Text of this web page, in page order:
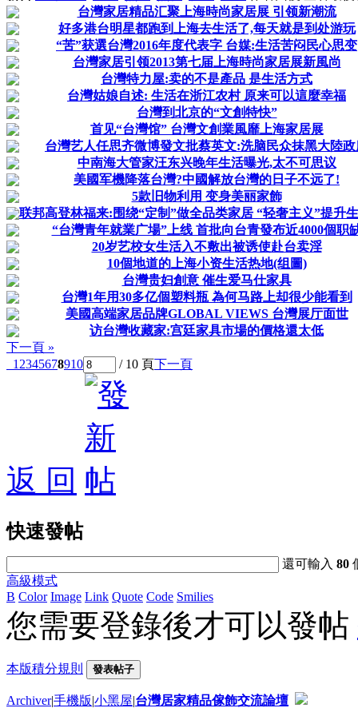
台灣家居精品汇聚上海時尚家居展 引领新潮流
好多港台明星都跑到上海去生活了,每天就是到处游玩
“苦”获選台灣2016年度代表字 台媒:生活苦闷民心思变
台灣家居引领2013第七届上海時尚家居展新風尚
台灣特力屋:卖的不是產品 是生活方式
台灣姑娘自述: 生活在浙江农村 原来可以這麼幸福
台灣到北京的“文創特快”
首见“台灣馆” 台灣文創業風靡上海家居展
台灣艺人任思齐微博發文批蔡英文:洗脑民众抹黑大陸政
中南海大管家汪东兴晚年生活曝光,太不可思议
美國军機降落台灣?中國解放台灣的日子不远了!
5款旧物利用 变身美丽家飾
联邦高登林福来:围绕“定制”做全品类家居 “轻奢主义”提升
“台灣青年就業广場”上线 首批向台青發布近4000個职
20岁艺校女生活入不敷出被诱使赴台卖淫
10個地道的上海小资生活热地(组圖)
台灣贵妇創意 催生爱马仕家具
台灣1年用30多亿個塑料瓶 為何马路上却很少能看到
美國高端家居品牌GLOBAL VIEWS 台灣展厅面世
访台灣收藏家:宫廷家具市場的價格還太低
下一頁 »
1 2345678910 / 10 頁下一頁
返 回
快速發帖
還可輸入80
高級模式
B Color Image Link Quote Code Smilies
您需要登錄後才可以發帖
本版積分規則 發表帖子
Archiver|手機版|小黑屋|台灣居家精品傢飾交流論壇